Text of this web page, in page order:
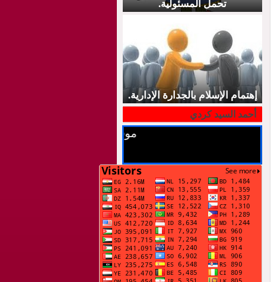
تحمل المسئولية.
إهتمام الإسلام بالجدارة الإدارية.
أحمد السيد كردي
موقع أحمد السيد كردي يرحب